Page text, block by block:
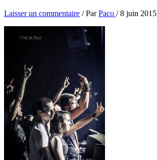
Laisser un commentaire / ParPaco /8 juin 2015